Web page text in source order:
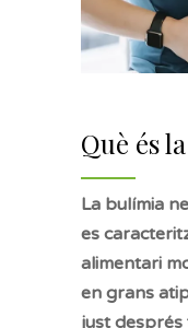
Què és
La bulímia
es
alimentari
en grans
just després